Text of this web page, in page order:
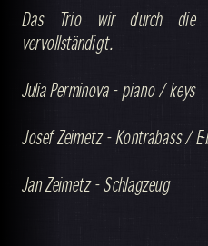
Das Trio wir durch die
vervollständigt.
Julia Perminova - piano / keys
Josef Zeimetz - Kontrabass /
Jan Zeimetz - Schlagzeug